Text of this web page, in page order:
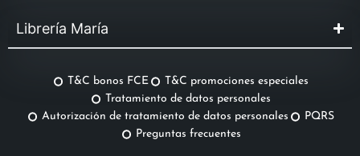
Librería María
T&C bonos FCE
T&C promociones especiales
Tratamiento de datos personales
Autorización de tratamiento de datos personales
PQRS
Preguntas frecuentes